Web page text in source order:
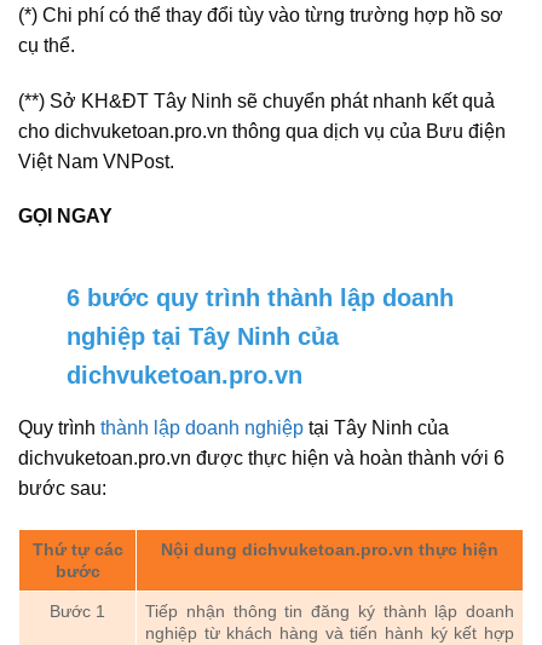
(*) Chi phí có thể thay đổi tùy vào từng trường hợp hồ sơ
cụ thể.
(**) Sở KH&ĐT Tây Ninh sẽ chuyển phát nhanh kết quả
cho dichvuketoan.pro.vn thông qua dịch vụ của Bưu điện
Việt Nam VNPost.
GỌI NGAY
6 bước quy trình thành lập doanh
nghiệp tại Tây Ninh của
dichvuketoan.pro.vn
Quy trình thành lập doanh nghiệp tại Tây Ninh của
dichvuketoan.pro.vn được thực hiện và hoàn thành với 6
bước sau:
Thứ tự các
bước
Nội dung dichvuketoan.pro.vn thực hiện
Bước 1
Tiếp nhận thông tin đăng ký thành lập doanh
nghiệp từ khách hàng và tiến hành ký kết hợp